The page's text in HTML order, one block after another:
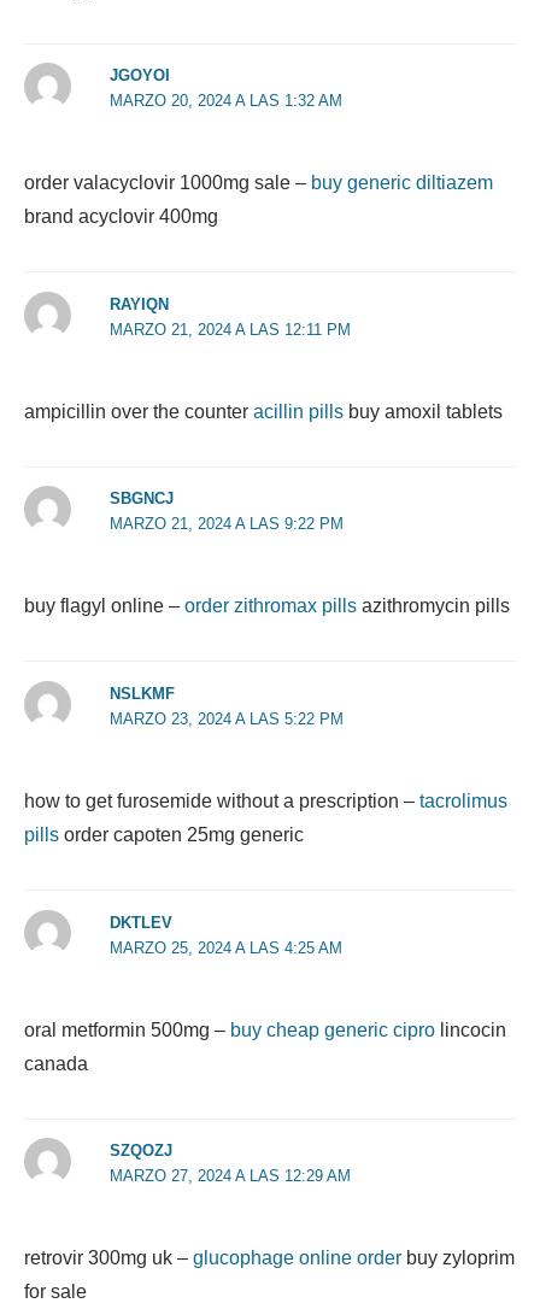
JGOYOI
MARZO 20, 2024 A LAS 1:32 AM
order valacyclovir 1000mg sale – buy generic diltiazem
brand acyclovir 400mg
RAYIQN
MARZO 21, 2024 A LAS 12:11 PM
ampicillin over the counter acillin pills buy amoxil tablets
SBGNCJ
MARZO 21, 2024 A LAS 9:22 PM
buy flagyl online – order zithromax pills azithromycin pills
NSLKMF
MARZO 23, 2024 A LAS 5:22 PM
how to get furosemide without a prescription – tacrolimus
pills order capoten 25mg generic
DKTLEV
MARZO 25, 2024 A LAS 4:25 AM
oral metformin 500mg – buy cheap generic cipro lincocin
canada
SZQOZJ
MARZO 27, 2024 A LAS 12:29 AM
retrovir 300mg uk – glucophage online order buy zyloprim
for sale